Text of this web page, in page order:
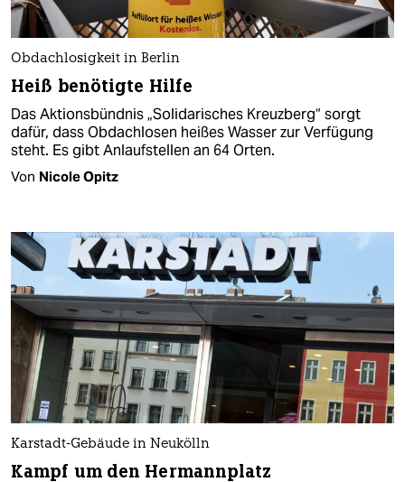
Obdachlosigkeit in Berlin
Heiß benötigte Hilfe
Das Aktionsbündnis „Solidarisches Kreuzberg“ sorgt
dafür, dass Obdachlosen heißes Wasser zur Verfügung
steht. Es gibt Anlaufstellen an 64 Orten.
Von Nicole Opitz
Karstadt-Gebäude in Neukölln
Kampf um den Hermannplatz